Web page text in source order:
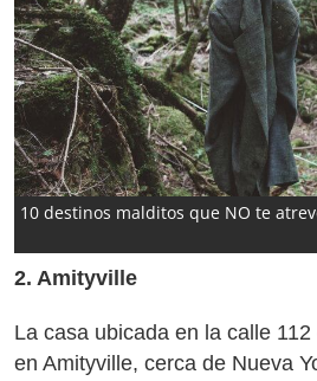
10 destinos malditos que NO te
2. Amityville
La casa ubicada en la calle
en Amityville, cerca de Nueva